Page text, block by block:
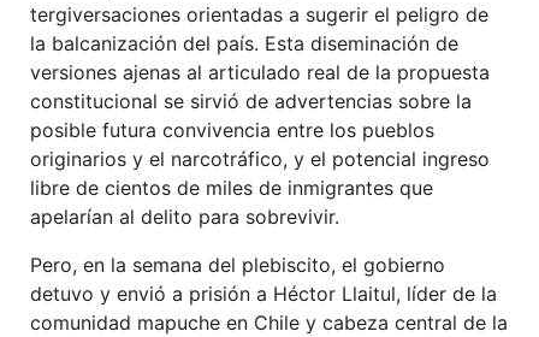
tergiversaciones orientadas a sugerir el peligro de
la balcanización del país. Esta diseminación de
versiones ajenas al articulado real de la propuesta
constitucional se sirvió de advertencias sobre la
posible futura convivencia entre los pueblos
originarios y el narcotráfico, y el potencial ingreso
libre de cientos de miles de inmigrantes que
apelarían al delito para sobrevivir.
Pero, en la semana del plebiscito, el gobierno
detuvo y envió a prisión a Héctor Llaitul, líder de la
comunidad mapuche en Chile y cabeza central de la